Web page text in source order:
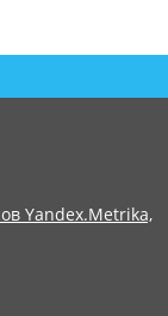
Yandex.Metrika,